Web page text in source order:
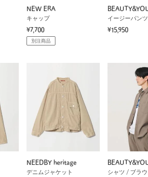
NEW ERA
キャップ
¥7,700
別注商品
イージーパンツ
¥15,950
NEEDBY heritage
デニムジャケット
シャツ / ブラウ